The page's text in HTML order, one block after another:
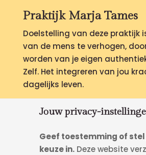
Praktijk Marja Tames
Doelstelling van deze praktijk
van de mens te verhogen,
worden van je eigen
Zelf. Het integreren van jou
dagelijks leven.
Pagina's
Hoe werk ik
Jouw privacy-
Geef toestemming of stel
keuze in.Deze website